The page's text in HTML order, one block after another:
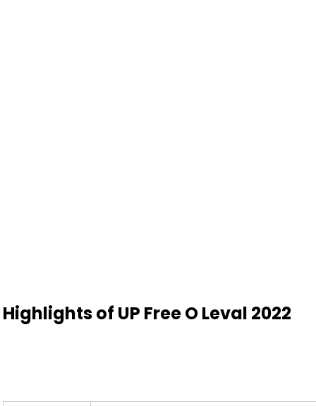
Highlights of UP Free O Leval 2022